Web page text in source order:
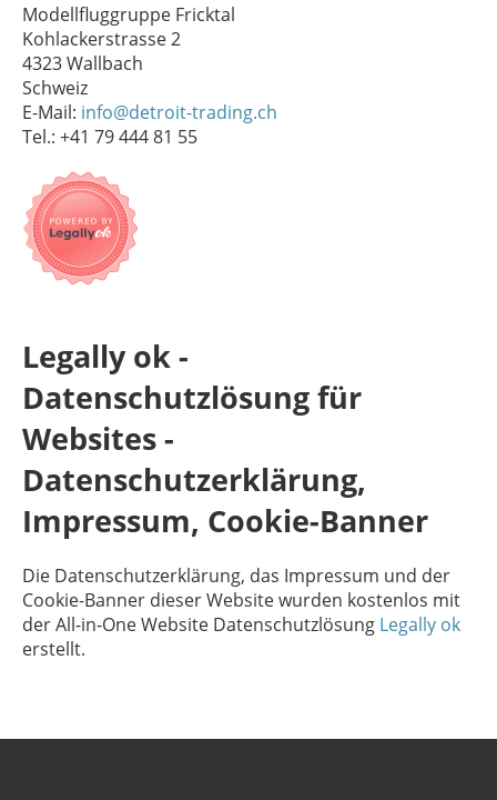
Modellfluggruppe Fricktal
Kohlackerstrasse 2
4323 Wallbach
Schweiz
E-Mail: info@detroit-trading.ch
Tel.: +41 79 444 81 55
Legally ok -
Datenschutzlösung für
Websites -
Datenschutzerklärung,
Impressum, Cookie-Banner
Die Datenschutzerklärung, das Impressum und der
Cookie-Banner dieser Website wurden kostenlos mit
der All-in-One Website Datenschutzlösung Legally ok
erstellt.